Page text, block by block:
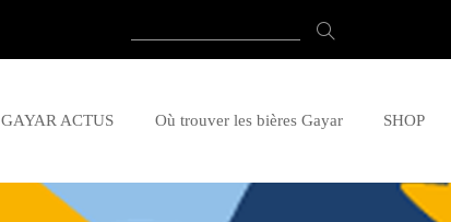
GAYAR ACTUS Où trouver les bières Gayar SHOP